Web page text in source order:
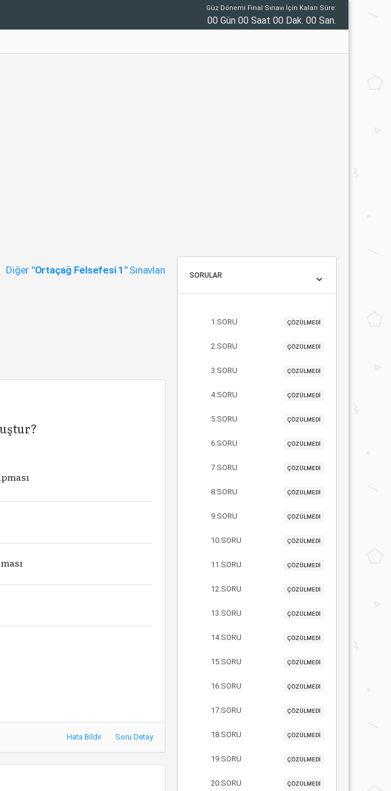
Güz Dönemi Final Sınavı İçin Kalan Süre:
00 Gün 00 Saat 00 Dak. 00 San.
Diğer "Ortaçağ Felsefesi 1"Sınavları
Hata Bildir Soru Detay
SORULAR
1.SORU ÇÖZÜLMEDİ
2.SORU ÇÖZÜLMEDİ
3.SORU ÇÖZÜLMEDİ
4.SORU ÇÖZÜLMEDİ
5.SORU ÇÖZÜLMEDİ
6.SORU ÇÖZÜLMEDİ
7.SORU ÇÖZÜLMEDİ
8.SORU ÇÖZÜLMEDİ
9.SORU ÇÖZÜLMEDİ
10.SORU ÇÖZÜLMEDİ
11.SORU ÇÖZÜLMEDİ
12.SORU ÇÖZÜLMEDİ
13.SORU ÇÖZÜLMEDİ
14.SORU ÇÖZÜLMEDİ
15.SORU ÇÖZÜLMEDİ
16.SORU ÇÖZÜLMEDİ
17.SORU ÇÖZÜLMEDİ
18.SORU ÇÖZÜLMEDİ
19.SORU ÇÖZÜLMEDİ
20.SORU ÇÖZÜLMEDİ